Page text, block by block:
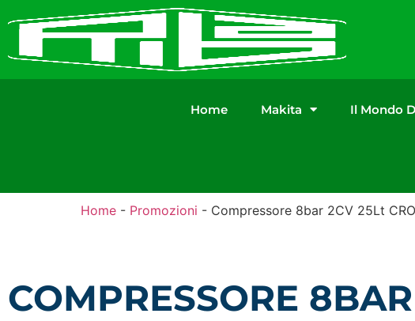
Home Makita Il Mondo
Home - Promozioni - Compressore 8bar 2CV 25Lt
COMPRESSORE